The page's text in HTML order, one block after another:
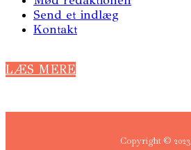
Send et indlæg
Kontakt
LÆS MERE
Copyright © 2023